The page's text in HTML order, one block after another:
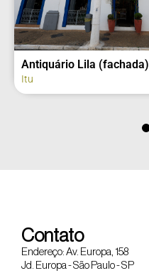
Antiquário Lila (fachada)
Itu
Contato
Endereço: Av. Europa, 158
Jd. Europa - São Paulo - SP